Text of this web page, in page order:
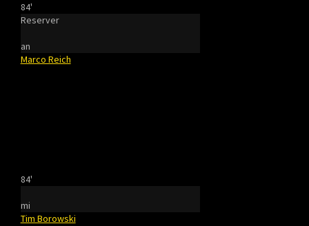
84'
Reserver
an
Marco Reich
84'
mi
Tim Borowski